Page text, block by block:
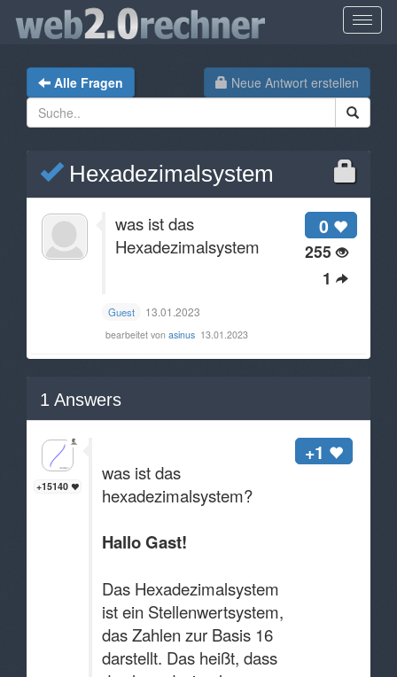
Neue Antwort erstellen
Alle Fragen
Hexadezimalsystem
0
255
1
was ist das
Hexadezimalsystem
Guest 13.01.2023
bearbeitet von asinus 13.01.2023
1 Answers
+15140
+1
was ist das
hexadezimalsystem?
Hallo Gast!
Das Hexadezimalsystem
ist ein Stellenwertsystem,
das Zahlen zur Basis 16
darstellt. Das heißt, dass